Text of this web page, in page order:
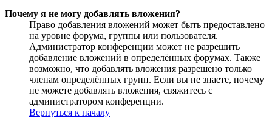
Почему я не могу добавлять вложения?
Право добавления вложений может быть предоставлено
на уровне форума, группы или пользователя.
Администратор конференции может не разрешить
добавление вложений в определённых форумах. Также
возможно, что добавлять вложения разрешено только
членам определённых групп. Если вы не знаете, почему
не можете добавлять вложения, свяжитесь с
администратором конференции.
Вернуться к началу